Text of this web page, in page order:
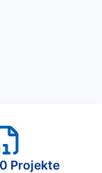
Projekte